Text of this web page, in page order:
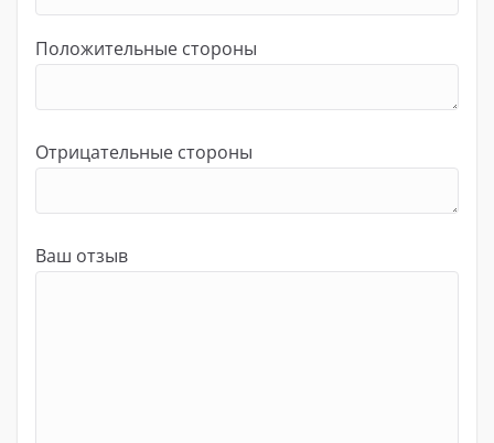
Положительные стороны
Отрицательные стороны
Ваш отзыв